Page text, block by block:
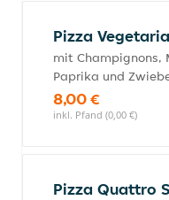
Pizza Vegetaria
mit Champignons,
Paprika und
8,00 €
inkl. Pfand (0,00 €)
Pizza Quattro